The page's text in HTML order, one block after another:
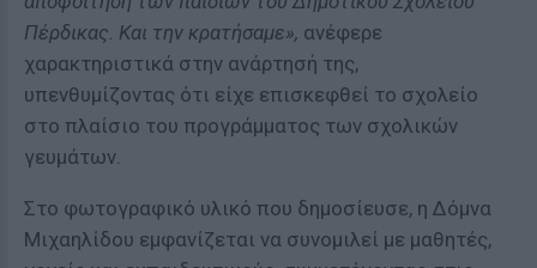
Πέρδικας. Και την κρατήσαμε», ανέφερε
χαρακτηριστικά στην ανάρτησή της,
υπενθυμίζοντας ότι είχε επισκεφθεί το σχολείο
στο πλαίσιο του προγράμματος των σχολικών
γευμάτων.
Στο φωτογραφικό υλικό που δημοσίευσε, η Δόμνα
Μιχαηλίδου εμφανίζεται να συνομιλεί με μαθητές,